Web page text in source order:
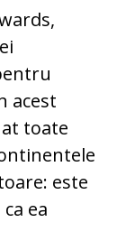
acest
toate
este
ea